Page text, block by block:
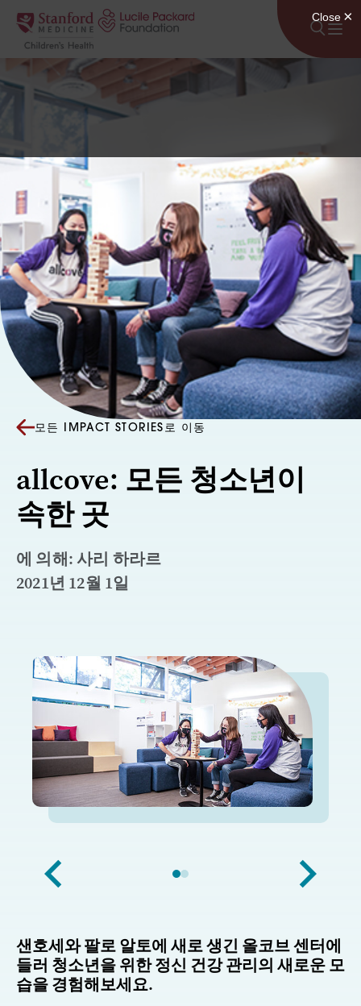
콘텐츠로 건너뛰기
모든 IMPACT STORIES로 이동
allcove: 모든 청소년이
속한 곳
에 의해: 사리 하라르
2021년 12월 1일
샌호세와 팔로 알토에 새로 생긴 올코브 센터에
들러 청소년을 위한 정신 건강 관리의 새로운 모
습을 경험해보세요.